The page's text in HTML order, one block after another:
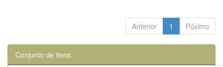
Anterior 1 Póximo
Conjunto de itens: